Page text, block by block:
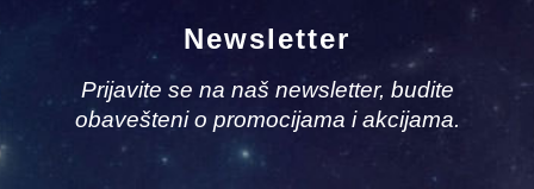
Newsletter
Prijavite se na naš newsletter, budite
obavešteni o promocijama i akcijama.